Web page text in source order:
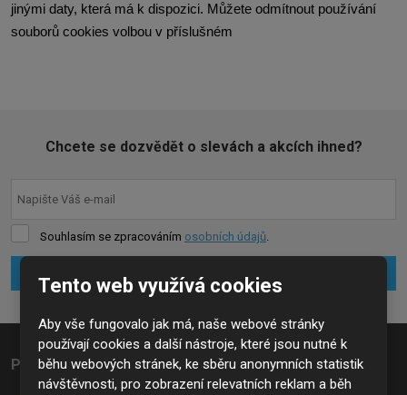
jinými daty, která má k dispozici. Můžete odmítnout používání
souborů cookies volbou v příslušném
Chcete se dozvědět o slevách a akcích ihned?
Souhlasím se zpracováním osobních údajů.
Přihlásit se k odběru
se
nepodařilo
odeslat.
Produkty
Tento web využívá cookies
Aby vše fungovalo jak má, naše webové stránky
používají cookies a další nástroje, které jsou nutné k
běhu webových stránek, ke sběru anonymních statistik
návštěvnosti, pro zobrazení relevatních reklam a běh